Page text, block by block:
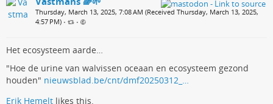
Thursday, March 13, 2025, 7:08 AM (Received Thursday, March 13, 2025,
4:57 PM) • •
Het ecosysteem aarde…
"Hoe de urine van walvissen oceaan en ecosysteem gezond
houden" nieuwsblad.be/cnt/dmf20250312_…
Erik Hemelt likes this.